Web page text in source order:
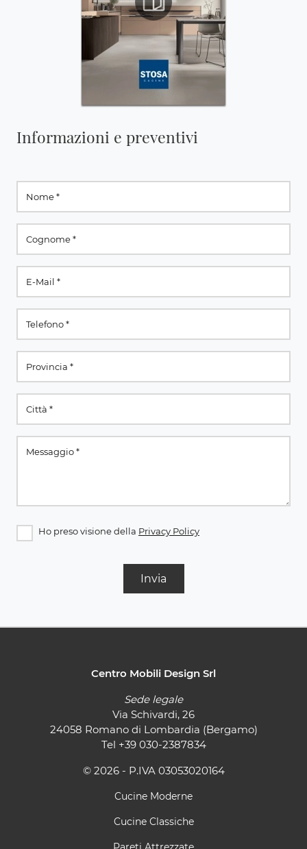
Informazioni e preventivi
Ho preso visione della Privacy Policy
Invia
Centro Mobili Design Srl
Sede legale
Via Schivardi, 26
24058 Romano di Lombardia (Bergamo)
Tel +39 030-2387834
© 2026 - P.IVA 03053020164
Cucine Moderne
Cucine Classiche